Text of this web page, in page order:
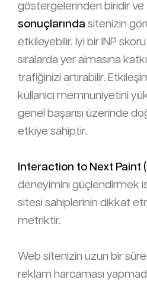
göstergelerinden biridir ve
sonuçlarında sitenizin
etkileyebilir. İyi bir INP
sıralarda yer almasına
trafiğinizi artırabilir.
kullanıcı memnuniyetini
genel başarısı üzerinde
etkiye sahiptir.
Interaction to Next Paint
deneyimini güçlendirmek
sitesi sahiplerinin dikkat
metriktir.
Web sitenizin uzun bir
reklam harcaması